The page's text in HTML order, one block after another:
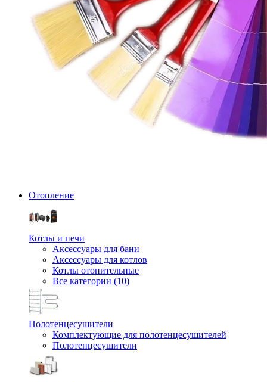
Отопление
Котлы и печи
Аксессуары для бани
Аксессуары для котлов
Котлы отопительные
Все категории (10)
Полотенцесушители
Комплектующие для полотенцесушителей
Полотенцесушители